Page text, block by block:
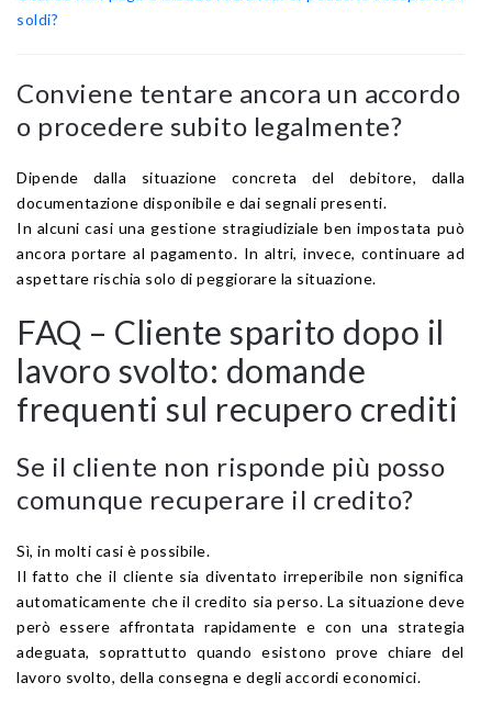
soldi?
Conviene tentare ancora un accordo
o procedere subito legalmente?
Dipende dalla situazione concreta del debitore, dalla
documentazione disponibile e dai segnali presenti.
In alcuni casi una gestione stragiudiziale ben impostata può
ancora portare al pagamento. In altri, invece, continuare ad
aspettare rischia solo di peggiorare la situazione.
FAQ – Cliente sparito dopo il
lavoro svolto: domande
frequenti sul recupero crediti
Se il cliente non risponde più posso
comunque recuperare il credito?
Sì, in molti casi è possibile.
Il fatto che il cliente sia diventato irreperibile non significa
automaticamente che il credito sia perso. La situazione deve
però essere affrontata rapidamente e con una strategia
adeguata, soprattutto quando esistono prove chiare del
lavoro svolto, della consegna e degli accordi economici.